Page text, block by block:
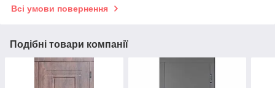
Всі умови повернення
Подібні товари компанії